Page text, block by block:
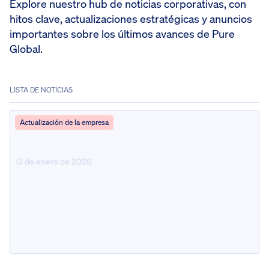
Explore nuestro hub de noticias corporativas, con
hitos clave, actualizaciones estratégicas y anuncios
importantes sobre los últimos avances de Pure
Global.
LISTA DE NOTICIAS
Actualización de la empresa
13 de enero de 2026